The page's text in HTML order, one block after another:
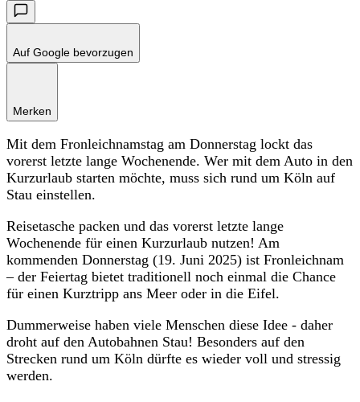
Auf Google bevorzugen
Merken
Mit dem Fronleichnamstag am Donnerstag lockt das
vorerst letzte lange Wochenende. Wer mit dem Auto in den
Kurzurlaub starten möchte, muss sich rund um Köln auf
Stau einstellen.
Reisetasche packen und das vorerst letzte lange
Wochenende für einen Kurzurlaub nutzen! Am
kommenden Donnerstag (19. Juni 2025) ist Fronleichnam
– der Feiertag bietet traditionell noch einmal die Chance
für einen Kurztripp ans Meer oder in die Eifel.
Dummerweise haben viele Menschen diese Idee - daher
droht auf den Autobahnen Stau! Besonders auf den
Strecken rund um Köln dürfte es wieder voll und stressig
werden.